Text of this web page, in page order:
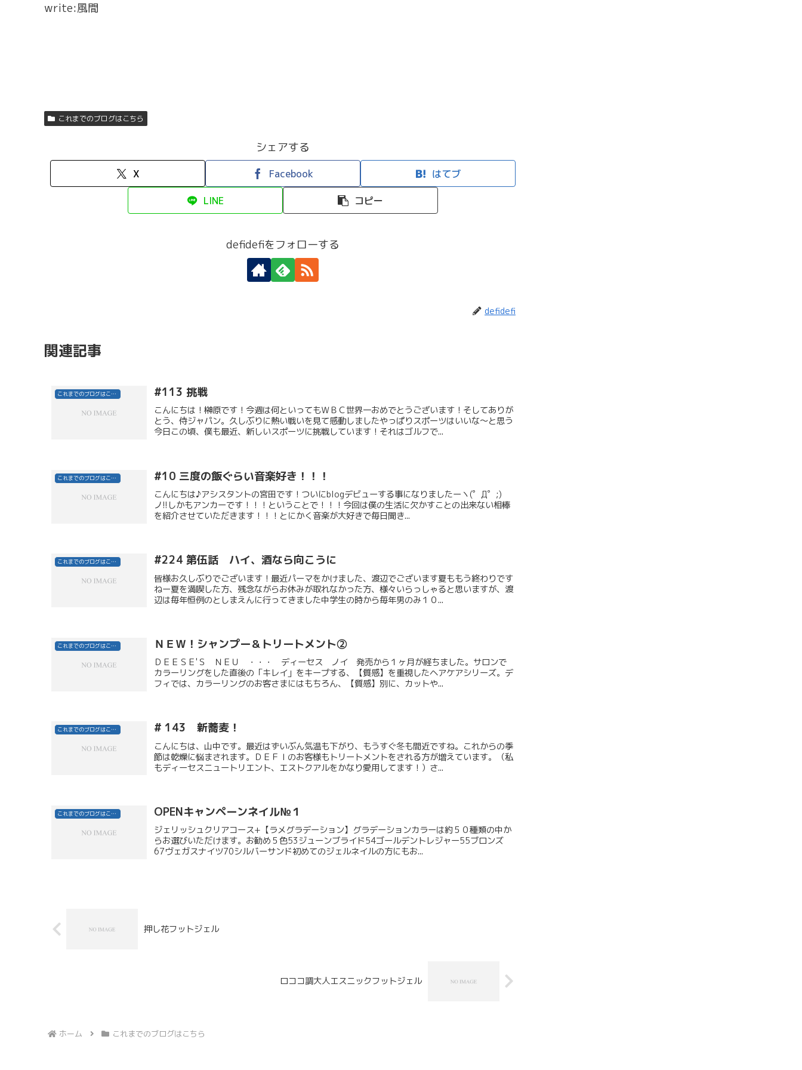
write:風間
これまでのブログはこちら
シェアする
X Facebook はてブ
LINE コピー
defidefiをフォローする
defidefi
関連記事
これまでのブログはこちら #113 挑戦
こんにちは！榊原です！今週は何といってもＷＢＣ世界一おめでとうございます！そしてありが
とう、侍ジャパン。久しぶりに熱い戦いを見て感動しましたやっぱりスポーツはいいな～と思う
今日この頃、僕も最近、新しいスポーツに挑戦しています！それはゴルフで...
これまでのブログはこちら #10 三度の飯ぐらい音楽好き！！！
こんにちは♪アシスタントの宮田です！ついにblogデビューする事になりましたーヽ(゜Д゜;)
ノ!!しかもアンカーです！！！ということで！！！今回は僕の生活に欠かすことの出来ない相棒
を紹介させていただきます！！！とにかく音楽が大好きで毎日聞き...
これまでのブログはこちら #224 第伍話 ハイ、酒なら向こうに
皆様お久しぶりでございます！最近パーマをかけました、渡辺でございます夏ももう終わりです
ねー夏を満喫した方、残念ながらお休みが取れなかった方、様々いらっしゃると思いますが、渡
辺は毎年恒例のとしまえんに行ってきました中学生の時から毎年男のみ１０...
これまでのブログはこちら ＮＥＷ！シャンプー＆トリートメント②
ＤＥＥＳＥ'Ｓ ＮＥＵ ・・・ ディーセス ノイ 発売から１ヶ月が経ちました。サロンで
カラーリングをした直後の「キレイ」をキープする、【質感】を重視したヘアケアシリーズ。デ
フィでは、カラーリングのお客さまにはもちろん、【質感】別に、カットや...
これまでのブログはこちら # 143 新蕎麦！
こんにちは、山中です。最近はずいぶん気温も下がり、もうすぐ冬も間近ですね。これからの季
節は乾燥に悩まされます。ＤＥＦＩのお客様もトリートメントをされる方が増えています。（私
もディーセスニュートリエント、エストクアルをかなり愛用してます！）さ...
これまでのブログはこちら OPENキャンペーンネイル№１
ジェリッシュクリアコース+【ラメグラデーション】グラデーションカラーは約５０種類の中か
らお選びいただけます。お勧め５色53ジューンブライド54ゴールデントレジャー55ブロンズ
67ヴェガスナイツ70シルバーサンド初めてのジェルネイルの方にもお...
押し花フットジェル
ロココ調大人エスニックフットジェル
ホーム これまでのブログはこちら